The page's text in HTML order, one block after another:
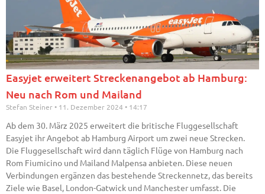
Easyjet erweitert Streckenangebot ab Hamburg:
Neu nach Rom und Mailand
Stefan Steiner 11. Dezember 2024 14:17
Ab dem 30. März 2025 erweitert die britische Fluggesellschaft
Easyjet ihr Angebot ab Hamburg Airport um zwei neue Strecken.
Die Fluggesellschaft wird dann täglich Flüge von Hamburg nach
Rom Fiumicino und Mailand Malpensa anbieten. Diese neuen
Verbindungen ergänzen das bestehende Streckennetz, das bereits
Ziele wie Basel, London-Gatwick und Manchester umfasst. Die